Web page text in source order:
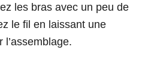
les bras avec un peu de
le fil en laissant une
l’assemblage.